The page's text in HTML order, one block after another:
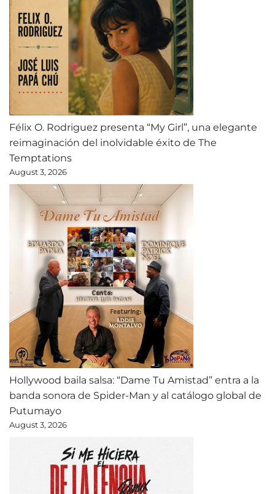
Félix O. Rodriguez presenta “My Girl”, una elegante
reimaginación del inolvidable éxito de The
Temptations
August 3, 2026
Hollywood baila salsa: “Dame Tu Amistad” entra a la
banda sonora de Spider-Man y al catálogo global de
Putumayo
August 3, 2026